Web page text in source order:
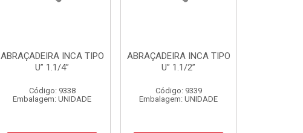
ABRAÇADEIRA INCA TIPO
U” 1.1/4”
Código: 9338
Embalagem: UNIDADE
ABRAÇADEIRA INCA TIPO
U” 1.1/2”
Código: 9339
Embalagem: UNIDADE